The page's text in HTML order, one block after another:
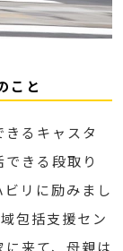
こと
るキャスタ
きる段取り
リに励みまし
包括支援セン
来て、母親は